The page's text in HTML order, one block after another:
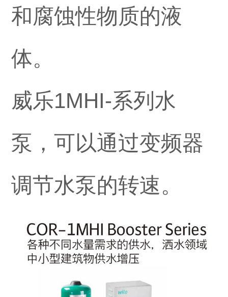
和腐蚀性物质的液
体。
威乐1MHI-系列水
泵，可以通过变频器
调节水泵的转速。